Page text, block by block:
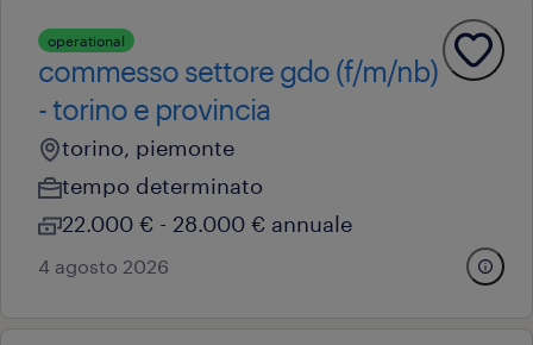
operational
commesso settore gdo (f/m/nb)
- torino e provincia
torino, piemonte
tempo determinato
22.000 € - 28.000 € annuale
4 agosto 2026